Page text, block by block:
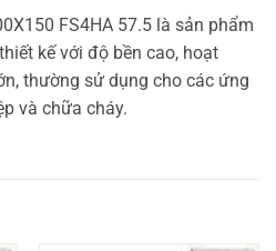
FS4HA 57.5 là sản phẩm
kế với độ bền cao, hoạt
thường sử dụng cho các ứng
và chữa cháy.